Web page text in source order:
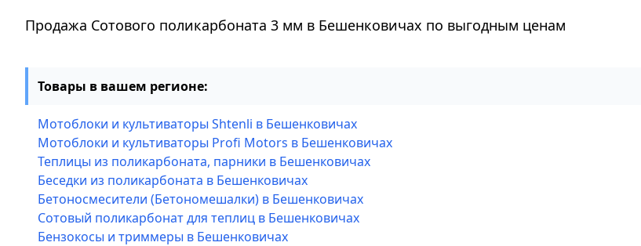
Продажа Сотового поликарбоната 3 мм в Бешенковичах по выгодным ценам
Товары в вашем регионе:
Мотоблоки и культиваторы Shtenli в Бешенковичах
Мотоблоки и культиваторы Profi Motors в Бешенковичах
Теплицы из поликарбоната, парники в Бешенковичах
Беседки из поликарбоната в Бешенковичах
Бетоносмесители (Бетономешалки) в Бешенковичах
Сотовый поликарбонат для теплиц в Бешенковичах
Бензокосы и триммеры в Бешенковичах